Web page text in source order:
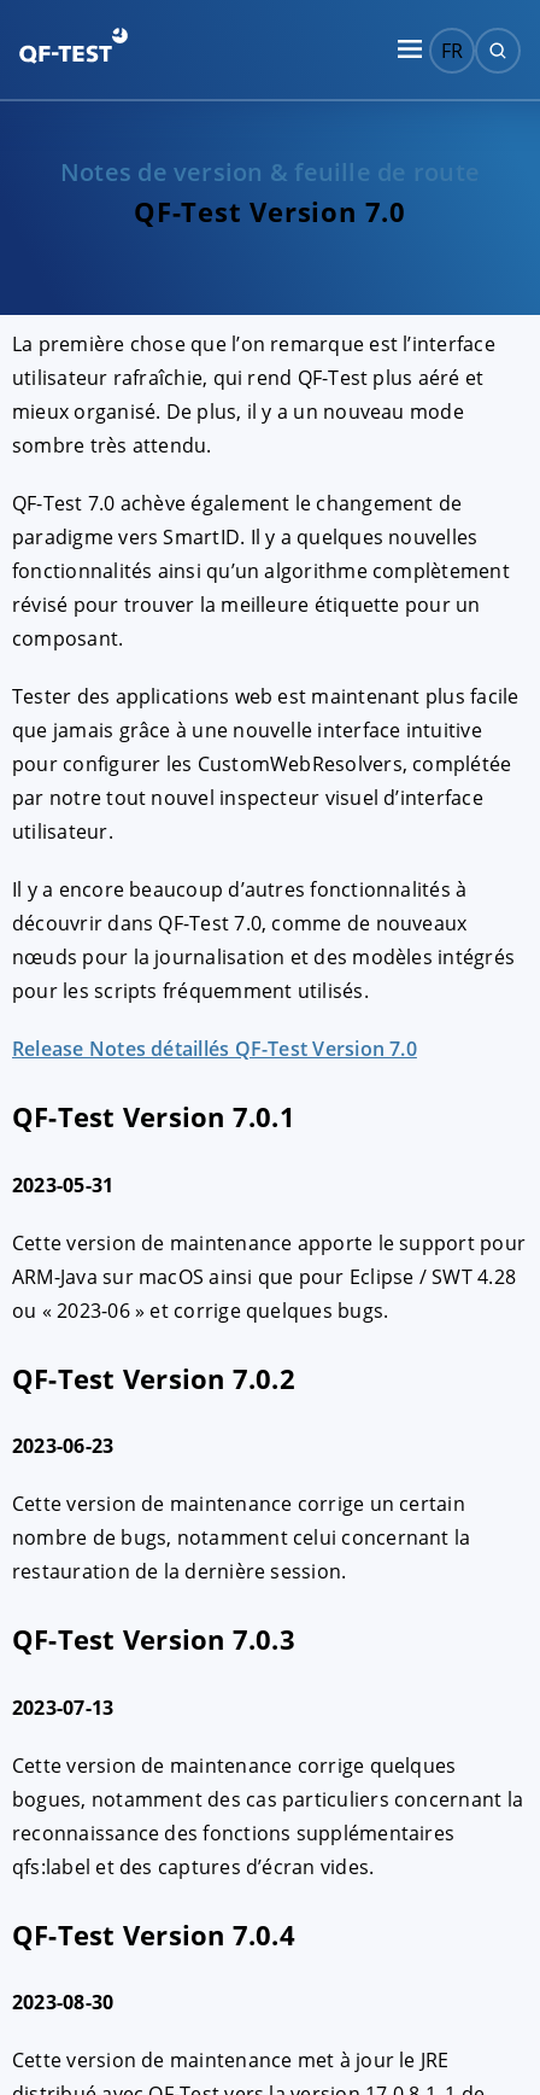
FR
Notes de version & feuille de route
QF-Test Version 7.0
La première chose que l’on remarque est l’interface
utilisateur rafraîchie, qui rend QF-Test plus aéré et
mieux organisé. De plus, il y a un nouveau mode
sombre très attendu.
QF-Test 7.0 achève également le changement de
paradigme vers SmartID. Il y a quelques nouvelles
fonctionnalités ainsi qu’un algorithme complètement
révisé pour trouver la meilleure étiquette pour un
composant.
Tester des applications web est maintenant plus facile
que jamais grâce à une nouvelle interface intuitive
pour configurer les CustomWebResolvers, complétée
par notre tout nouvel inspecteur visuel d’interface
utilisateur.
Il y a encore beaucoup d’autres fonctionnalités à
découvrir dans QF-Test 7.0, comme de nouveaux
nœuds pour la journalisation et des modèles intégrés
pour les scripts fréquemment utilisés.
Release Notes détaillés QF-Test Version 7.0
QF-Test Version 7.0.1
2023-05-31
Cette version de maintenance apporte le support pour
ARM-Java sur macOS ainsi que pour Eclipse / SWT 4.28
ou « 2023-06 » et corrige quelques bugs.
QF-Test Version 7.0.2
2023-06-23
Cette version de maintenance corrige un certain
nombre de bugs, notamment celui concernant la
restauration de la dernière session.
QF-Test Version 7.0.3
2023-07-13
Cette version de maintenance corrige quelques
bogues, notamment des cas particuliers concernant la
reconnaissance des fonctions supplémentaires
qfs:label et des captures d’écran vides.
QF-Test Version 7.0.4
2023-08-30
Cette version de maintenance met à jour le JRE
ACCEPTER
Mentions légales|Protection des données